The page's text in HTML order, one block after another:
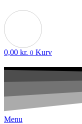
0,00 kr. 0 Kurv
Menu